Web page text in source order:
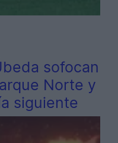
sofocan
Norte y
siguiente